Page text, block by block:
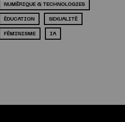
NUMÉRIQUE & TECHNOLOGIES
ÉDUCATION SEXUALITÉ
FÉMINISME IA